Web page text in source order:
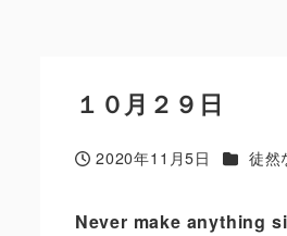
１０月２９日
投稿日
2020年11月5日 カテゴ
徒然
Never make anything